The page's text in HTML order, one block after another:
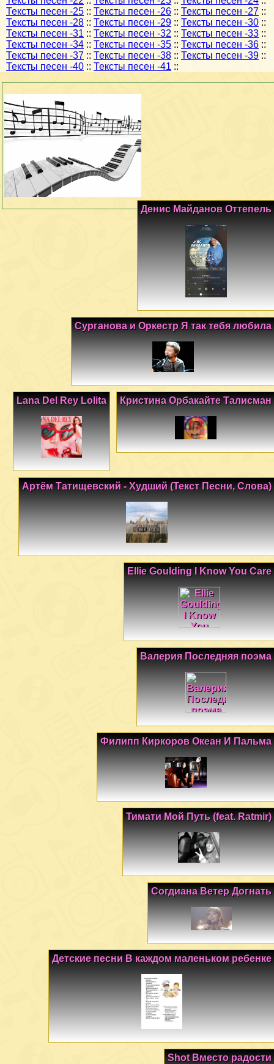
Тексты песен -25 :: Тексты песен -26 :: Тексты песен -27 ::
Тексты песен -28 :: Тексты песен -29 :: Тексты песен -30 ::
Тексты песен -31 :: Тексты песен -32 :: Тексты песен -33 ::
Тексты песен -34 :: Тексты песен -35 :: Тексты песен -36 ::
Тексты песен -37 :: Тексты песен -38 :: Тексты песен -39 ::
Тексты песен -40 :: Тексты песен -41 ::
Денис Майданов Оттепель
Сурганова и Оркестр Я так тебя любила
Кристина Орбакайте Талисман
Lana Del Rey Lolita
Артём Татищевский - Худший (Текст Песни, Слова)
Ellie Goulding I Know You Care
Валерия Последняя поэма
Филипп Киркоров Океан И Пальма
Тимати Мой Путь (feat. Ratmir)
Согдиана Ветер Догнать
Детские песни В каждом маленьком ребенке
Shot Вместо радости